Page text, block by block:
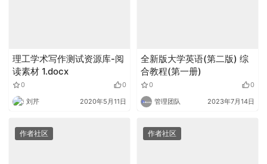
理工学术写作测试资源库-阅
读素材 1.docx
0 0
刘芹 2020年5月11日
全新版大学英语(第二版) 综
合教程(第一册)
0 0
管理团队 2023年7月14日
作者社区 作者社区